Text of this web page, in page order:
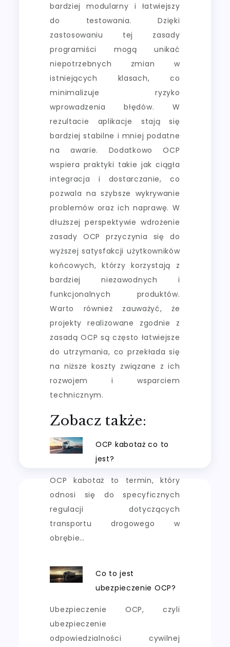
bardziej modularny i łatwiejszy
do testowania. Dzięki
zastosowaniu tej zasady
programiści mogą unikać
niepotrzebnych zmian w
istniejących klasach, co
minimalizuje ryzyko
wprowadzenia błędów. W
rezultacie aplikacje stają się
bardziej stabilne i mniej podatne
na awarie. Dodatkowo OCP
wspiera praktyki takie jak ciągła
integracja i dostarczanie, co
pozwala na szybsze wykrywanie
problemów oraz ich naprawę. W
dłuższej perspektywie wdrożenie
zasady OCP przyczynia się do
wyższej satysfakcji użytkowników
końcowych, którzy korzystają z
bardziej niezawodnych i
funkcjonalnych produktów.
Warto również zauważyć, że
projekty realizowane zgodnie z
zasadą OCP są często łatwiejsze
do utrzymania, co przekłada się
na niższe koszty związane z ich
rozwojem i wsparciem
technicznym.
Zobacz także:
OCP kabotaż co to
jest?
OCP kabotaż to termin, który
odnosi się do specyficznych
regulacji dotyczących
transportu drogowego w
obrębie…
Co to jest
ubezpieczenie OCP?
Ubezpieczenie OCP, czyli
ubezpieczenie
odpowiedzialności cywilnej